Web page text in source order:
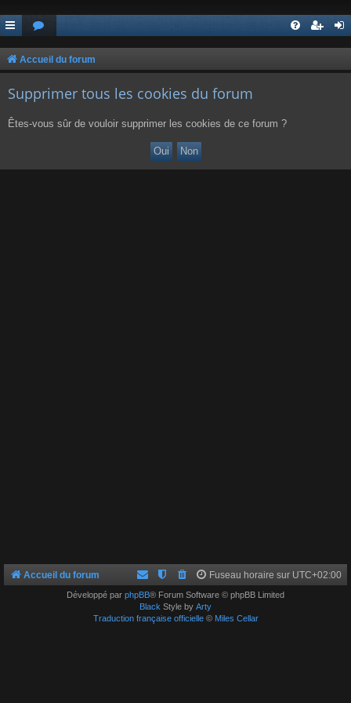
Accueil du forum
Supprimer tous les cookies du forum
Êtes-vous sûr de vouloir supprimer les cookies de ce forum ?
Accueil du forum Fuseau horaire sur UTC+02:00
Développé par phpBB® Forum Software © phpBB Limited
Black Style by Arty
Traduction française officielle© Miles Cellar